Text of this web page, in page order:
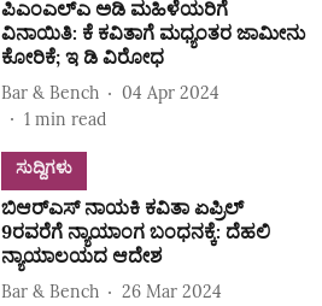
ಪಿಎಂಎಲ್ಎ ಅಡಿ ಮಹಿಳೆಯರಿಗೆ
ವಿನಾಯಿತಿ: ಕೆ ಕವಿತಾಗೆ ಮಧ್ಯಂತರ ಜಾಮೀನು
ಕೋರಿಕೆ; ಇ ಡಿ ವಿರೋಧ
Bar & Bench
04 Apr 2024
1 min read
ಸುದ್ದಿಗಳು
ಬಿಆರ್‌ಎಸ್‌ ನಾಯಕಿ ಕವಿತಾ ಏಪ್ರಿಲ್
9ರವರೆಗೆ ನ್ಯಾಯಾಂಗ ಬಂಧನಕ್ಕೆ: ದೆಹಲಿ
ನ್ಯಾಯಾಲಯದ ಆದೇಶ
Bar & Bench
26 Mar 2024